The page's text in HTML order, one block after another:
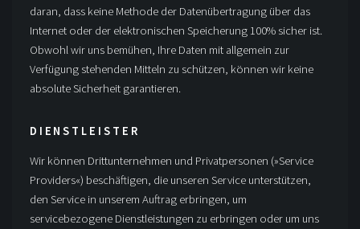
daran, dass keine Methode der Datenübertragung über das
Internet oder der elektronischen Speicherung 100% sicher ist.
Obwohl wir uns bemühen, Ihre Daten mit allgemein zur
Verfügung stehenden Mitteln zu schützen, können wir keine
absolute Sicherheit garantieren.
DIENSTLEISTER
Wir können Drittunternehmen und Privatpersonen (»Service
Providers«) beschäftigen, die unseren Service unterstützen,
den Service in unserem Auftrag erbringen, um
servicebezogene Dienstleistungen zu erbringen oder um uns